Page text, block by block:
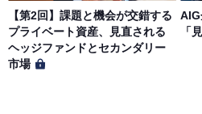
【第2回】課題と機会が交錯する
プライベート資産、見直される
ヘッジファンドとセカンダリー
市場
「